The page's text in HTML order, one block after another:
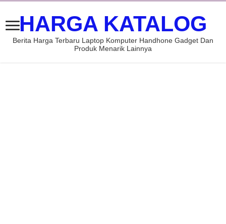
HARGA KATALOG
Berita Harga Terbaru Laptop Komputer Handhone Gadget Dan
Produk Menarik Lainnya